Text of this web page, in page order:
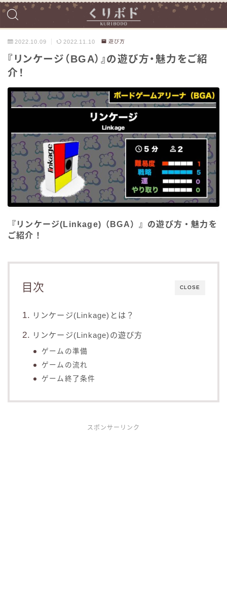
2022.10.09 2022.11.10 遊び方
『リンケージ（BGA）』の遊び方・魅力をご紹
介！
『リンケージ(Linkage)（BGA）』の遊び方・魅力を
ご紹介！
CLOSE
目次
リンケージ(Linkage)とは？
リンケージ(Linkage)の遊び方
ゲームの準備
ゲームの流れ
ゲーム終了条件
スポンサーリンク